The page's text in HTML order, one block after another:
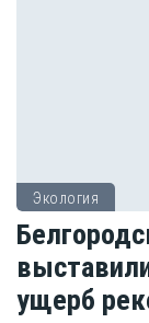
Экология
ущерб